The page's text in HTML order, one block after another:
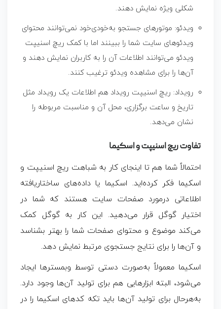
شکلی ویژه نمایش دهند.
ویدئو: موتورهای جستجو به‌خودی‌خود نمی‌توانند محتوای
ویدئوهای سایت شما را ببینند اما با کمک ریچ اسنیپت
ویدئو می‌توانند اطلاعات آن را به کاربران نمایش دهند و
آن‌ها را برای مشاهده ویدئو ترغیب کنند.
رویداد: ریچ اسنیپت رویداد هم اطلاعات یک رویداد مثل
تاریخ و ساعت برگزاری، محل آن و مناسبت مربوطه را
نشان می‌دهد.
تفاوت ریچ اسنیپت و اسکیما
احتمالاً شما هم تا اینجای کار به شباهت ریچ اسنیپت و
اسکیما فکر کرده‌اید. اسکیما یا داده‌های ساختاریافته
اطلاعاتی درمورد صفحات سایت هستند که شما در
اختیار گوگل قرار می‌دهید. این کار به گوگل کمک
می‌کند موضوع و محتوای صفحات شما را بهتر بشناسد
و آن‌ها را برای نتایج جستجوی مرتبط نمایش دهد.
اسکیما معمولاً به‌صورت دستی توسط وبمسترها ایجاد
می‌شود، البته ابزارهایی هم برای تولید آن‌ها وجود دارد.
به‌هرحال برای تولید آن‌ها باید تکه کدهای اسکیما را در